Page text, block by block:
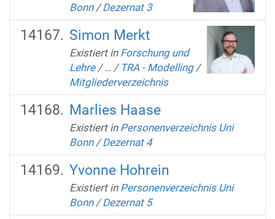
Bonn /Dezernat 3
Simon Merkt
Existiert in Forschung und
Lehre /… / TRA - Modelling /
Mitgliederverzeichnis
Marlies Haase
Existiert in Personenverzeichnis Uni
Bonn /Dezernat 4
Yvonne Hohrein
Existiert in Personenverzeichnis Uni
Bonn /Dezernat 5